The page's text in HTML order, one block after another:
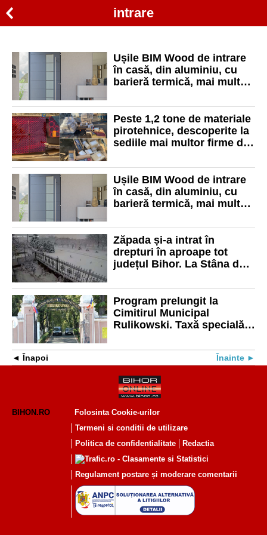
intrare
Ușile BIM Wood de intrare
în casă, din aluminiu, cu
barieră termică, mai multă
familia ta!
Peste 1,2 tone de materiale
pirotehnice, descoperite la
sediile mai multor firme de
Ușile BIM Wood de intrare
în casă, din aluminiu, cu
barieră termică, mai multă
familia ta!
Zăpada și-a intrat în
drepturi în aproape tot
județul Bihor. La Stâna de
zăpadă
Program prelungit la
Cimitirul Municipal
Rulikowski. Taxă specială
Înapoi Înainte
BIHON.RO
Folosinta Cookie-urilor
Termeni si conditii de utilizare
Politica de confidentialitate
Redactia
Regulament postare și moderare comentarii